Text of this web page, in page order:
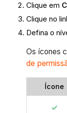
Clique em
Clique no
Defina o
Os ícones
de
Ícone